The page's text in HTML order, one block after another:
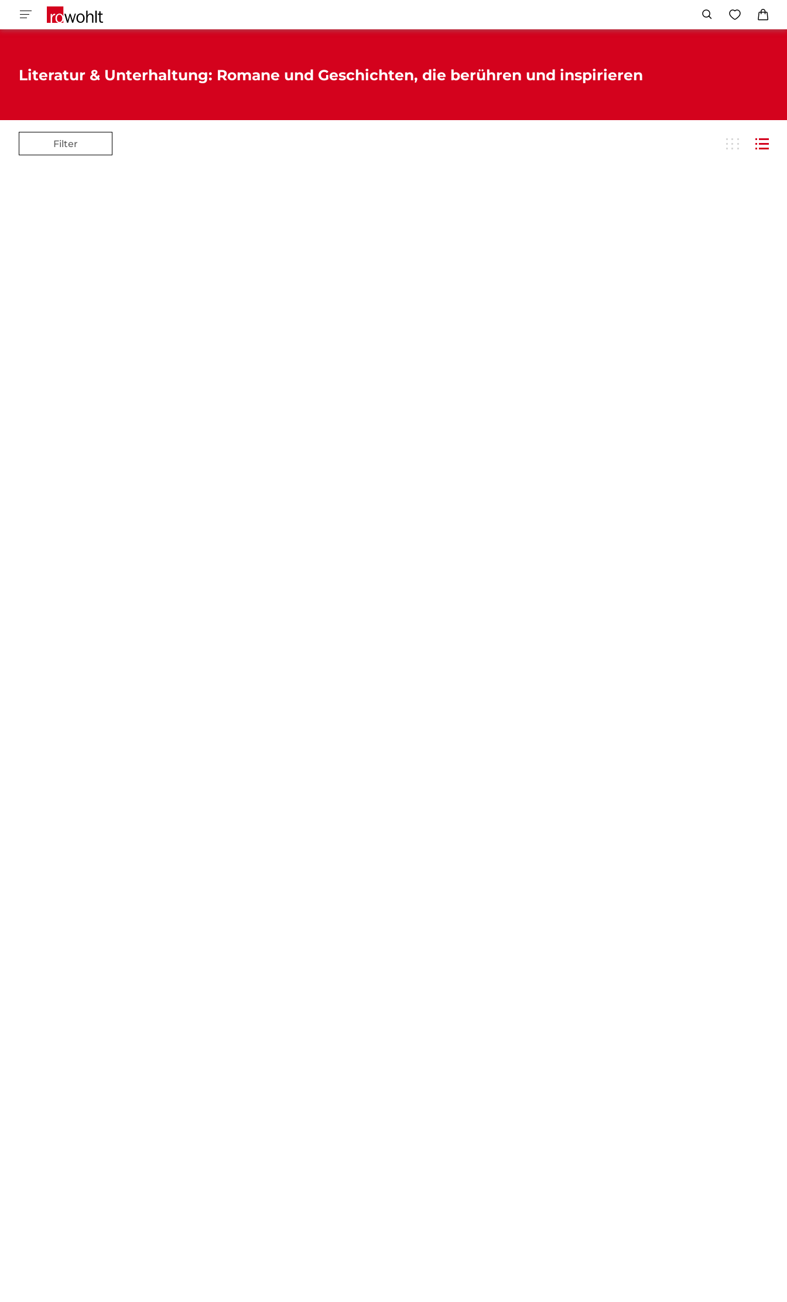
Literatur & Unterhaltung: Romane und Geschichten, die berühren und inspirieren
Filter